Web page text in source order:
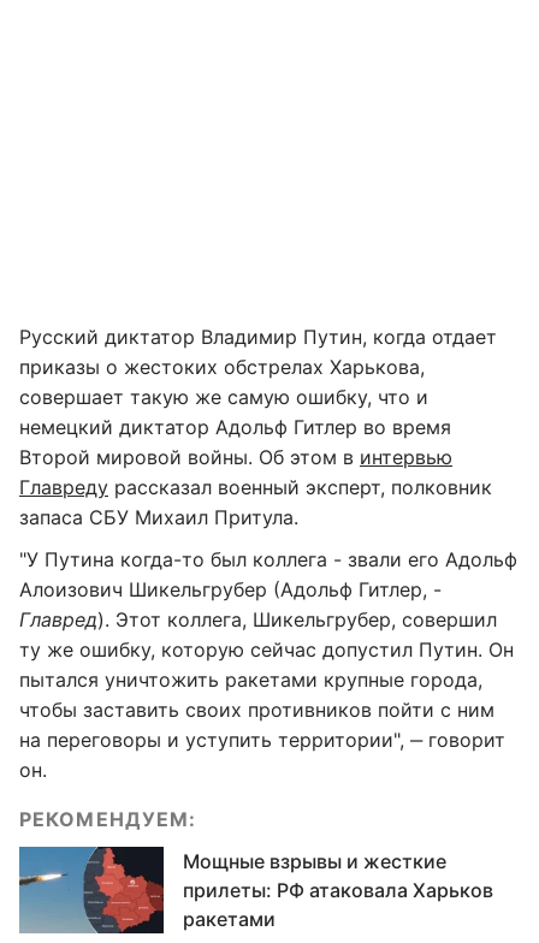
Русский диктатор Владимир Путин, когда отдает
приказы о жестоких обстрелах Харькова,
совершает такую же самую ошибку, что и
немецкий диктатор Адольф Гитлер во время
Второй мировой войны. Об этом в интервью
Главреду рассказал военный эксперт, полковник
запаса СБУ Михаил Притула.
"У Путина когда-то был коллега - звали его Адольф
Алоизович Шикельгрубер (Адольф Гитлер, -
Главред). Этот коллега, Шикельгрубер, совершил
ту же ошибку, которую сейчас допустил Путин. Он
пытался уничтожить ракетами крупные города,
чтобы заставить своих противников пойти с ним
на переговоры и уступить территории", ‒ говорит
он.
РЕКОМЕНДУЕМ:
Мощные взрывы и жесткие
прилеты: РФ атаковала Харьков
ракетами